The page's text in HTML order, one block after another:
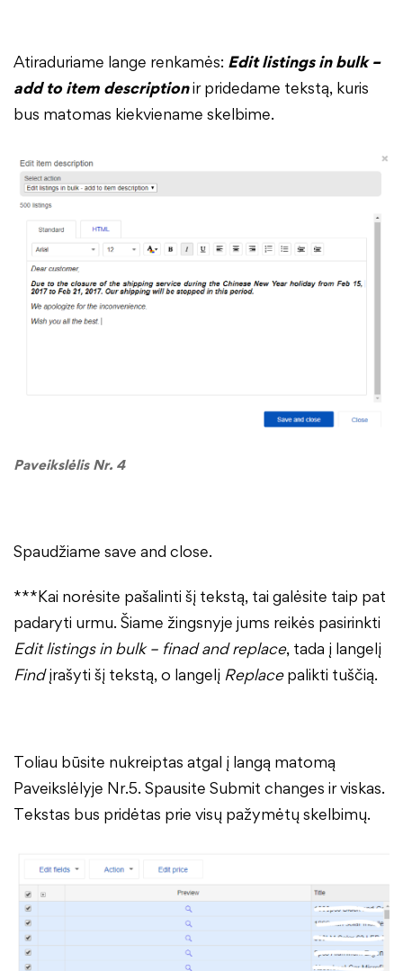
Atiraduriame lange renkamės: Edit listings in bulk –
add to item descriptionir pridedame tekstą, kuris
bus matomas kiekviename skelbime.
Paveikslėlis Nr. 4
Spaudžiame save and close.
***Kai norėsite pašalinti šį tekstą, tai galėsite taip pat
padaryti urmu. Šiame žingsnyje jums reikės pasirinkti
Edit listings in bulk – finad and replace, tada į langelį
Findįrašyti šį tekstą, o langelį Replacepalikti tuščią.
Toliau būsite nukreiptas atgal į langą matomą
Paveikslėlyje Nr.5. Spausite Submit changes ir viskas.
Tekstas bus pridėtas prie visų pažymėtų skelbimų.